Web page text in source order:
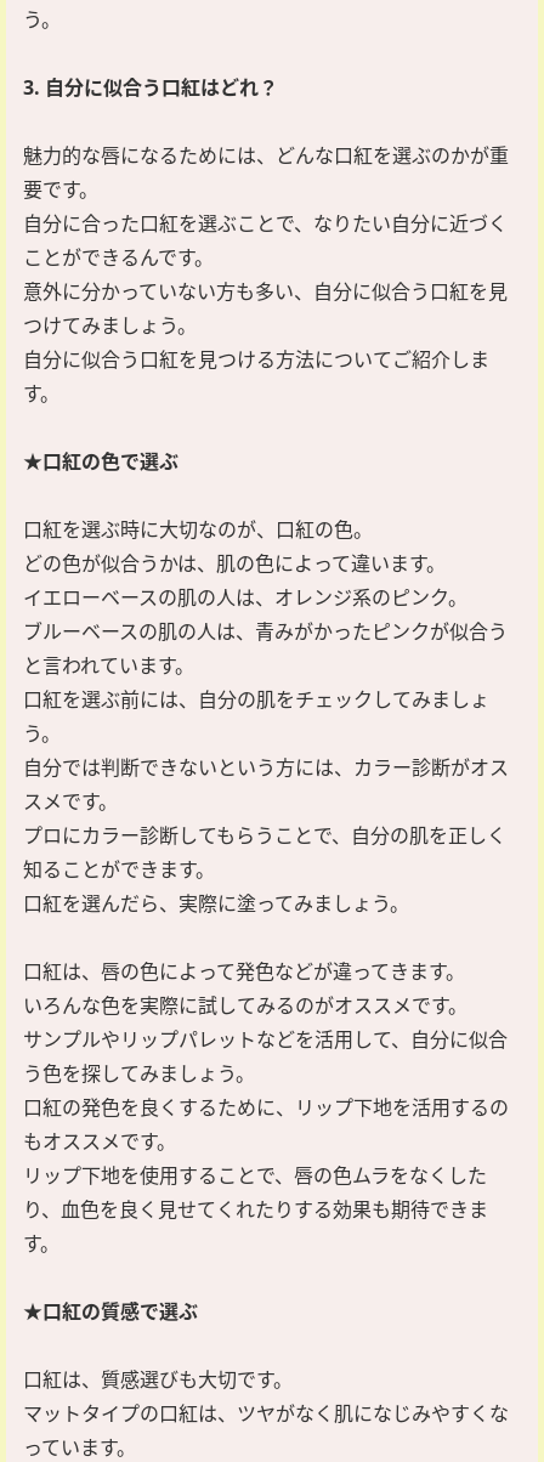
う。
3. 自分に似合う口紅はどれ？
魅力的な唇になるためには、どんな口紅を選ぶのかが重
要です。
自分に合った口紅を選ぶことで、なりたい自分に近づく
ことができるんです。
意外に分かっていない方も多い、自分に似合う口紅を見
つけてみましょう。
自分に似合う口紅を見つける方法についてご紹介しま
す。
★口紅の色で選ぶ
口紅を選ぶ時に大切なのが、口紅の色。
どの色が似合うかは、肌の色によって違います。
イエローベースの肌の人は、オレンジ系のピンク。
ブルーベースの肌の人は、青みがかったピンクが似合う
と言われています。
口紅を選ぶ前には、自分の肌をチェックしてみましょ
う。
自分では判断できないという方には、カラー診断がオス
スメです。
プロにカラー診断してもらうことで、自分の肌を正しく
知ることができます。
口紅を選んだら、実際に塗ってみましょう。
口紅は、唇の色によって発色などが違ってきます。
いろんな色を実際に試してみるのがオススメです。
サンプルやリップパレットなどを活用して、自分に似合
う色を探してみましょう。
口紅の発色を良くするために、リップ下地を活用するの
もオススメです。
リップ下地を使用することで、唇の色ムラをなくした
り、血色を良く見せてくれたりする効果も期待できま
す。
★口紅の質感で選ぶ
口紅は、質感選びも大切です。
マットタイプの口紅は、ツヤがなく肌になじみやすくな
っています。